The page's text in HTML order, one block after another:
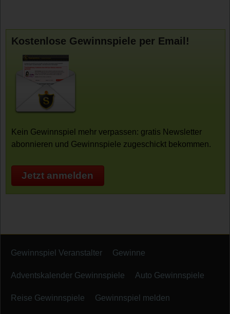
Kostenlose Gewinnspiele per Email!
Kein Gewinnspiel mehr verpassen: gratis Newsletter
abonnieren und Gewinnspiele zugeschickt bekommen.
Jetzt anmelden
Gewinnspiel Veranstalter Gewinne
Adventskalender Gewinnspiele Auto Gewinnspiele
Reise Gewinnspiele Gewinnspiel melden